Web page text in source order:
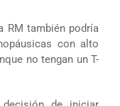
RM también podría
con alto
no tengan un T-